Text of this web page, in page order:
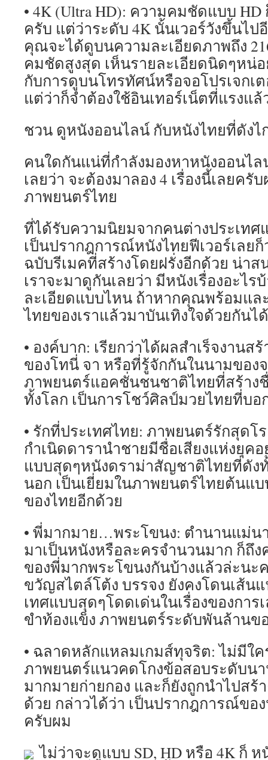
• 4K (Ultra HD): ความคมชัดแบบ HD
ครับ แต่ว่าระดับ 4K นั้นเวอร์วังขึ้นไป
คุณจะได้ดูบนความละเอียดภาพถึง
คมชัดสูงสุด เห็นรายละเอียดนิดๆหน่
กับการดูบนโทรทัศน์หรือจอโปรเจกเ
แต่ว่าก็จำต้องใช้อินเทอร์เน็ตที่แรง
ชวน ดูหนังออนไลน์ กับหนังไทยที่ดังไ
คนใดกันแน่ที่กำลังมองหาหนังออนไล
เลยว่า จะต้องมาลอง 4 เรื่องนี้เลยครั
ภาพยนตร์ไทย
ที่ได้รับความนิยมจากคนต่างประเทศ
เป็นปรากฎการณ์หนังไทยฟีเวอร์เลยก็
ฉบับรีเมคที่สร้างโดยฝรั่งอีกด้วย น่า
เราจะมาดูกันเลยว่า มีหนังเรื่องอะไร
ละเอียดแบบไหน ถ้าหากคุณพร้อมแล
ไทยของเราแล้วมาบันเทิงใจด้วยกัน
• องค์บาก: เรียกว่าได้ผลสำเร็จงานส
ของโทนี่ จา หรือที่รู้จักกันในนามของ
ภาพยนตร์แอคชั่นชนชาติไทยที่สร้าง
ทั้งโลก เป็นการโชว์ศิลป์มวยไทยที่บอ
• รักที่ประเทศไทย: ภาพยนตร์รักสุดโ
กำเนิดดารานำชายมีชื่อเสียงแห่งยุคอ
แบบสุดๆหนังดราม่าสัญชาติไทยที่ดัง
นอก เป็นเยี่ยมในภาพยนตร์ไทยต้นแบ
ของไทยอีกด้วย
• พี่มากมาย…พระโขนง: ตำนานแม่น
มาเป็นหนังหรือละครจำนวนมาก ก็ถึง
ของพี่มากพระโขนงกันบ้างแล้วล่ะนะ
ขวัญสไตล์โต้ง บรรจง ยังคงโดนเส้
เทศแบบสุดๆโดดเด่นในเรื่องของกา
ขำท้องแข็ง ภาพยนตร์ระดับพันล้านข
• ฉลาดหลักแหลมเกมส์ทุจริต: ไม่มีใ
ภาพยนตร์แนวคดโกงข้อสอบระดับน
มากมายก่ายกอง และก็ยังถูกนำไปสร้
ด้วย กล่าวได้ว่า เป็นปรากฎการณ์ขอ
ครับผม
ไม่ว่าจะดูแบบ SD, HD หรือ 4K ก็